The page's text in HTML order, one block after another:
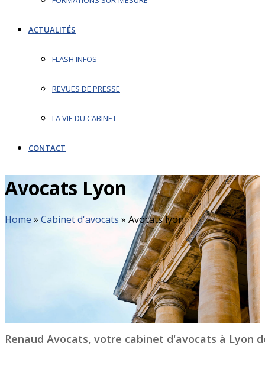
ACTUALITÉS
FLASH INFOS
REVUES DE PRESSE
LA VIE DU CABINET
CONTACT
Avocats Lyon
Home » Cabinet d'avocats » Avocats lyon
Renaud Avocats, votre cabinet d'avocats à Lyon